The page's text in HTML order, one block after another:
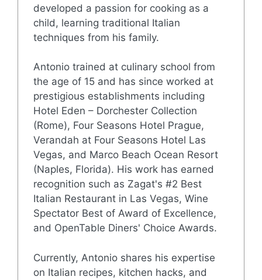
developed a passion for cooking as a
child, learning traditional Italian
techniques from his family.
Antonio trained at culinary school from
the age of 15 and has since worked at
prestigious establishments including
Hotel Eden – Dorchester Collection
(Rome), Four Seasons Hotel Prague,
Verandah at Four Seasons Hotel Las
Vegas, and Marco Beach Ocean Resort
(Naples, Florida). His work has earned
recognition such as Zagat's #2 Best
Italian Restaurant in Las Vegas, Wine
Spectator Best of Award of Excellence,
and OpenTable Diners' Choice Awards.
Currently, Antonio shares his expertise
on Italian recipes, kitchen hacks, and